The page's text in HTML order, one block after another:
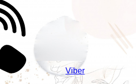
Viber